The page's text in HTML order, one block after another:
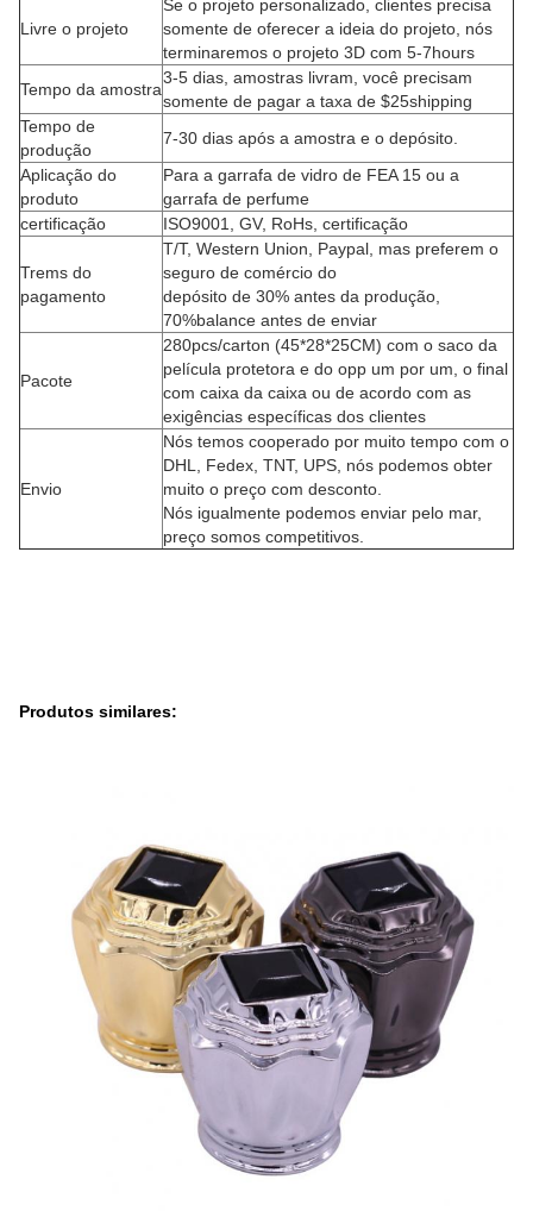
Livre o projeto
Se o projeto personalizado, clientes precisa
somente de oferecer a ideia do projeto, nós
terminaremos o projeto 3D com 5-7hours
Tempo da amostra
3-5 dias, amostras livram, você precisam
somente de pagar a taxa de $25shipping
Tempo de
produção
7-30 dias após a amostra e o depósito.
Aplicação do
produto
Para a garrafa de vidro de FEA 15 ou a
garrafa de perfume
certificação
ISO9001, GV, RoHs, certificação
Trems do
pagamento
T/T, Western Union, Paypal, mas preferem o
seguro de comércio do
depósito de 30% antes da produção,
70%balance antes de enviar
Pacote
280pcs/carton (45*28*25CM) com o saco da
película protetora e do opp um por um, o final
com caixa da caixa ou de acordo com as
exigências específicas dos clientes
Envio
Nós temos cooperado por muito tempo com o
DHL, Fedex, TNT, UPS, nós podemos obter
muito o preço com desconto.
Nós igualmente podemos enviar pelo mar,
preço somos competitivos.
Produtos similares: